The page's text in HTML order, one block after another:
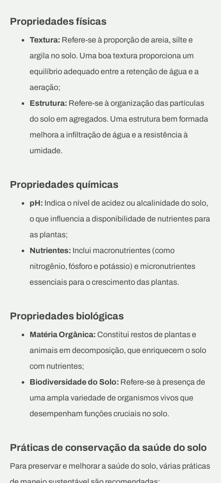
Propriedades físicas
Textura: Refere-se à proporção de areia, silte e
argila no solo. Uma boa textura proporciona um
equilíbrio adequado entre a retenção de água e a
aeração;
Estrutura: Refere-se à organização das partículas
do solo em agregados. Uma estrutura bem formada
melhora a infiltração de água e a resistência à
umidade.
Propriedades químicas
pH: Indica o nível de acidez ou alcalinidade do solo,
o que influencia a disponibilidade de nutrientes para
as plantas;
Nutrientes: Inclui macronutrientes (como
nitrogênio, fósforo e potássio) e micronutrientes
essenciais para o crescimento das plantas.
Propriedades biológicas
Matéria Orgânica: Constitui restos de plantas e
animais em decomposição, que enriquecem o solo
com nutrientes;
Biodiversidade do Solo: Refere-se à presença de
uma ampla variedade de organismos vivos que
desempenham funções cruciais no solo.
Práticas de conservação da saúde do solo
Para preservar e melhorar a saúde do solo, várias práticas